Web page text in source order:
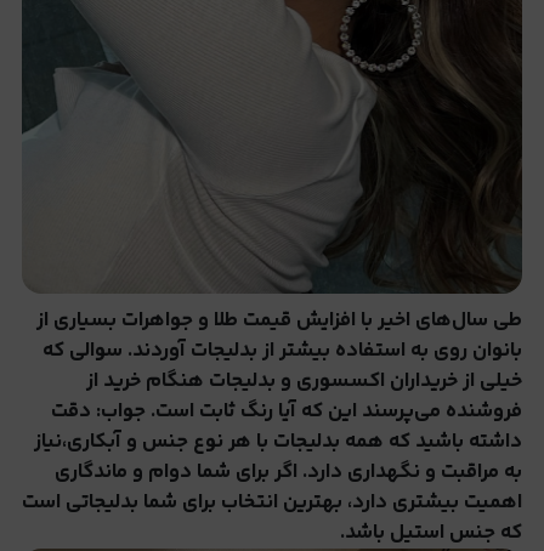
طی سال‌های اخیر با افزایش قیمت طلا و جواهرات بسیاری از
بانوان روی به استفاده بیشتر از بدلیجات آوردند. سوالی که
خیلی از خریداران اکسسوری و بدلیجات هنگام خرید از
فروشنده می‌پرسند این که آیا رنگ ثابت است. جواب: دقت
داشته باشید که همه بدلیجات با هر نوع جنس و آبکاری،نیاز
به مراقبت و نگهداری دارد. اگر برای شما دوام و ماندگاری
اهمیت بیشتری دارد، بهترین انتخاب برای شما بدلیجاتی است
که جنس استیل باشد.